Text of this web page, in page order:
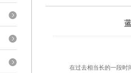
在过去相当长的一段时间